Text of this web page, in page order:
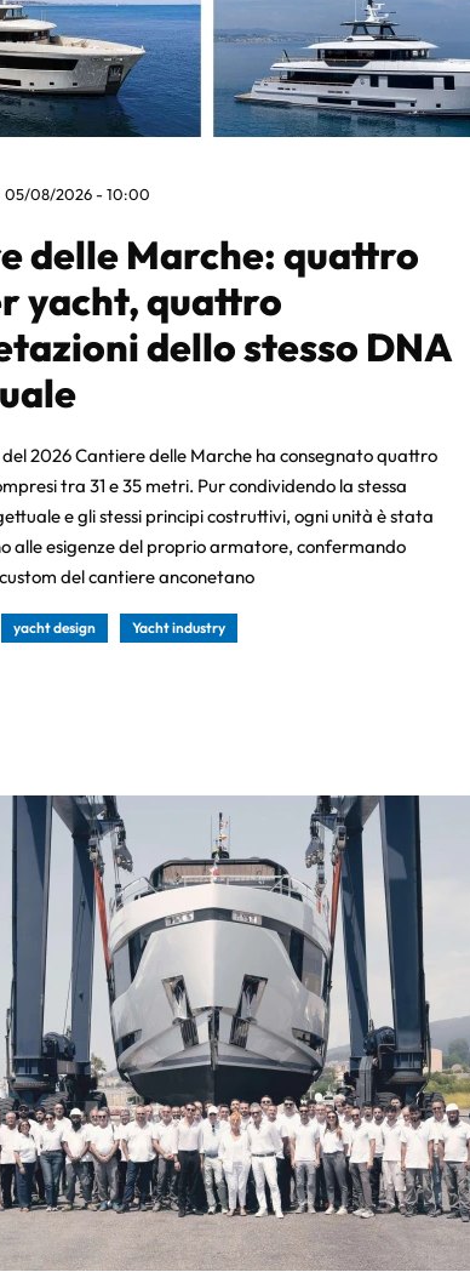
05/08/2026 - 10:00
delle Marche: quattro
yacht, quattro
dello stesso DNA
del 2026 Cantiere delle Marche ha consegnato quattro
tra 31 e 35 metri. Pur condividendo la stessa
e gli stessi principi costruttivi, ogni unità è stata
alle esigenze del proprio armatore, confermando
del cantiere anconetano
yacht design Yacht industry